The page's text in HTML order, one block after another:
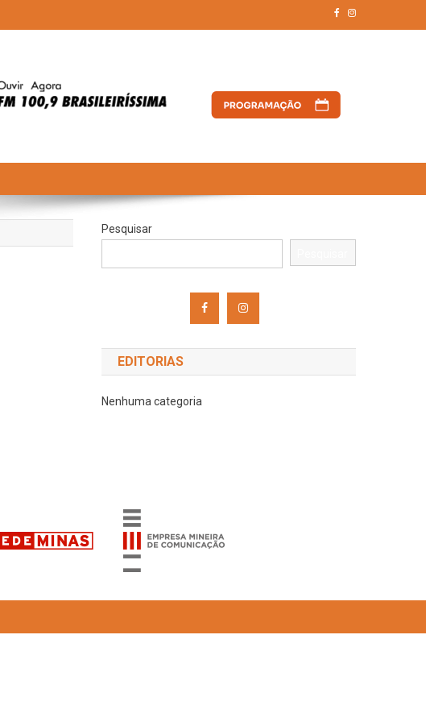
Pesquisar
EDITORIAS
Nenhuma categoria